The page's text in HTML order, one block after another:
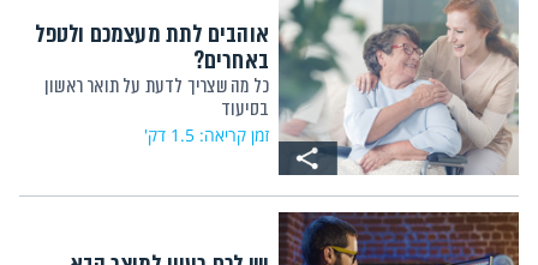
אוהבים לתת מעצמכם ולטפל
באחרים?
כל מה שצריך לדעת על תואר ראשון
בסיעוד
זמן קריאה: 1.5 דק'